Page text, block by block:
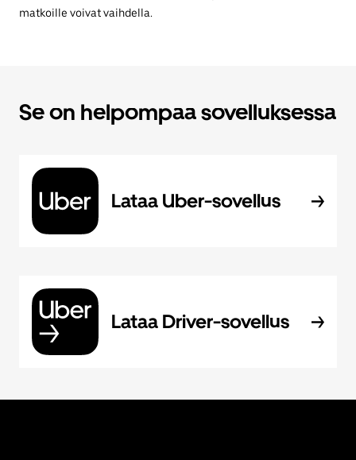
matkoille voivat vaihdella.
Se on helpompaa sovelluksessa
Lataa Uber-sovellus
Lataa Driver-sovellus